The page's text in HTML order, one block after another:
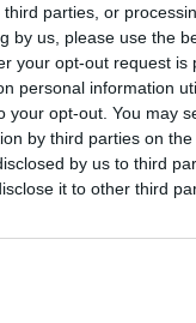
parties, or
by us, please use the
your opt-out request is
personal information
your opt-out. You may
by third parties on the
by us to third
it to other third